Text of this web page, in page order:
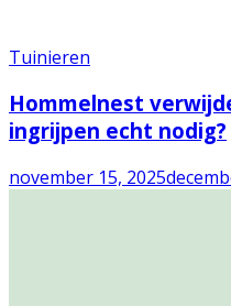
Tuinieren
Hommelnest
ingrijpen echt nodig?
november 15, 2025